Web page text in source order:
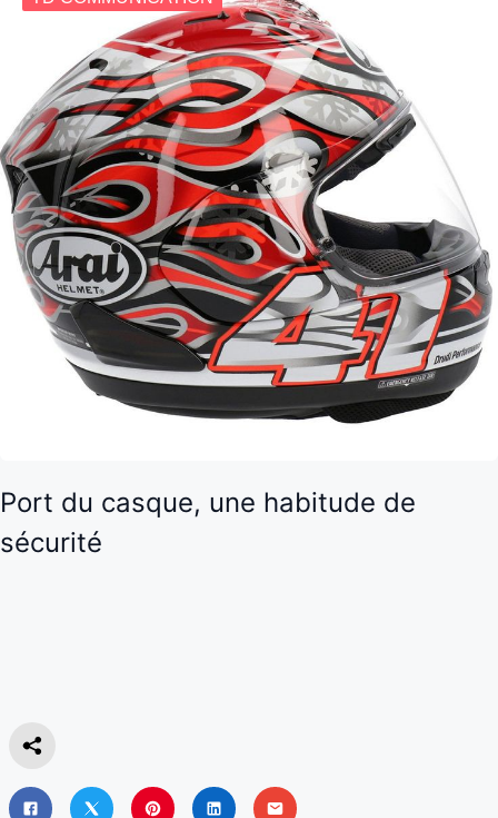
Port du casque, une habitude de
sécurité